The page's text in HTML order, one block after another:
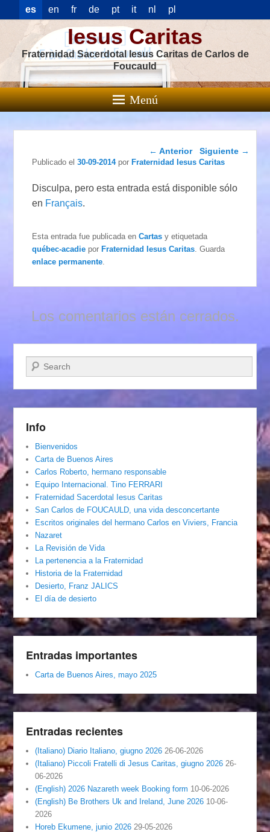
es en fr de pt it nl pl
Iesus Caritas
Fraternidad Sacerdotal Iesus Caritas de Carlos de
Foucauld
Menú
Navegación de
entradas
← Anterior Siguiente →
Publicado el 30-09-2014 por Fraternidad Iesus Caritas
Disculpa, pero esta entrada está disponible sólo
en Français.
Esta entrada fue publicada enCartas y etiquetada
québec-acadie por Fraternidad Iesus Caritas . Guarda
enlace permanente
Los comentarios están cerrados.
Buscar
Info
Bienvenidos
Carta de Buenos Aires
Carlos Roberto, hermano responsable
Equipo Internacional. Tino FERRARI
Fraternidad Sacerdotal Iesus Caritas
San Carlos de FOUCAULD, una vida desconcertante
Escritos originales del hermano Carlos en Viviers, Francia
Nazaret
La Revisión de Vida
La pertenencia a la Fraternidad
Historia de la Fraternidad
Desierto, Franz JALICS
El día de desierto
Entradas importantes
Carta de Buenos Aires, mayo 2025
Entradas recientes
(Italiano) Diario Italiano, giugno 2026 26-06-2026
(Italiano) Piccoli Fratelli di Jesus Caritas, giugno 2026 26-
06-2026
(English) 2026 Nazareth week Booking form 10-06-2026
(English) Be Brothers Uk and Ireland, June 2026 10-06-
2026
Horeb Ekumene, junio 2026 29-05-2026